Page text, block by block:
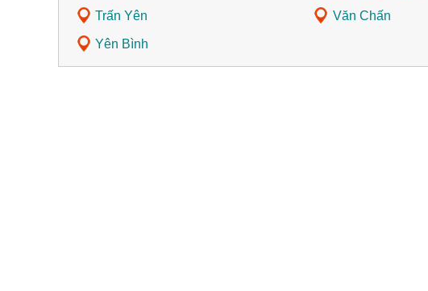
Trấn Yên Văn Chấn
Yên Bình